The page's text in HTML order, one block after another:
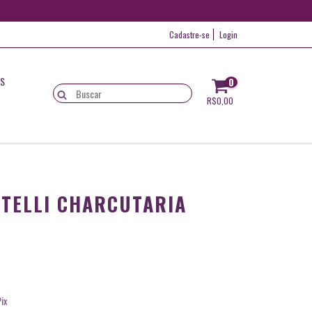
Cadastre-se Login
0
R$0,00
CHARCUTARIA